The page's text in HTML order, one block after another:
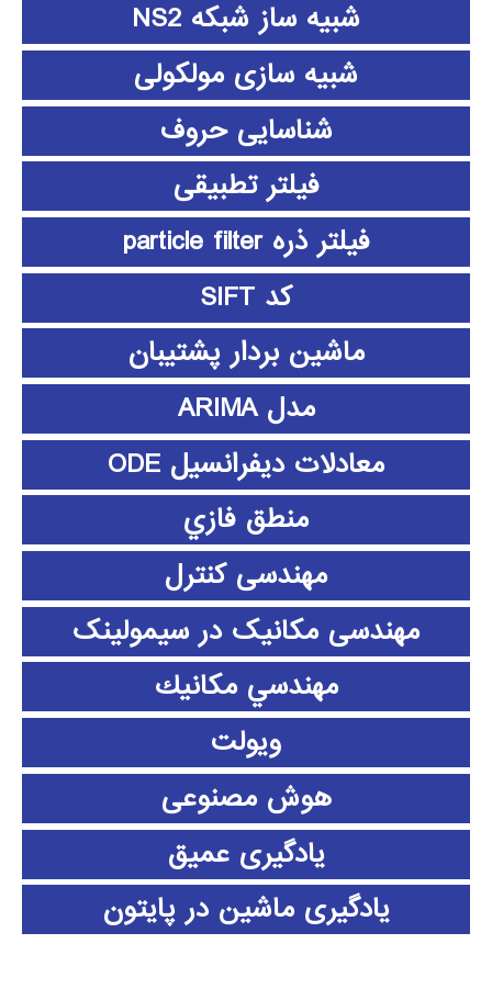
شبیه ساز شبکه NS2
شبیه سازی مولکولی
شناسایی حروف
فیلتر تطبیقی
فیلتر ذره particle filter
کد SIFT
ماشین بردار پشتیبان
مدل ARIMA
معادلات دیفرانسیل ODE
منطق فازي
مهندسی کنترل
مهندسی مکانیک در سیمولینک
مهندسي مكانيك
ویولت
هوش مصنوعی
یادگیری عمیق
یادگیری ماشین در پایتون